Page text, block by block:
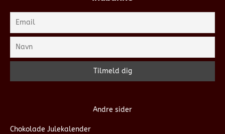
Andre sider
Chokolade Julekalender